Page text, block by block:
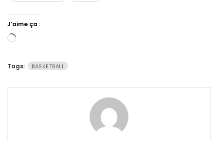
J’aime ça :
Chargement…
Tags: BASKETBALL